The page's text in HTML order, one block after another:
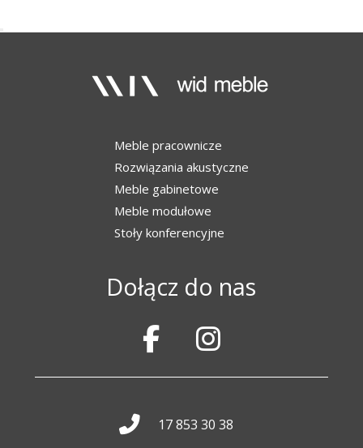
Meble pracownicze
Rozwiązania akustyczne
Meble gabinetowe
Meble modułowe
Stoły konferencyjne
Dołącz do nas
17 853 30 38